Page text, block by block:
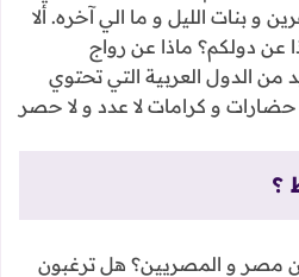
و بنات الليل و ما الي آخره. ألا
عن دولكم؟ ماذا عن رواج
من الدول العربية التي تحتوي
و كرامات لا عدد و لا حصر
؟
مصر و المصريين؟ هل ترغبون